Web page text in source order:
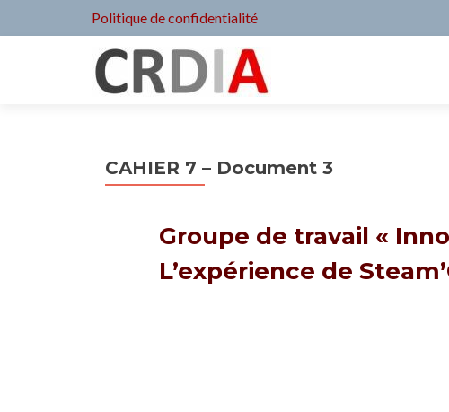
Politique de confidentialité
CAHIER 7 – Document 3
Groupe de travail «
L’expérience de